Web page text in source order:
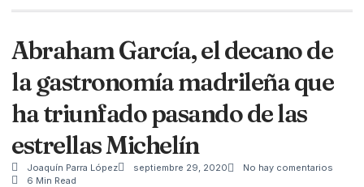
Abraham García, el decano de
la gastronomía madrileña que
ha triunfado pasando de las
estrellas Michelín
Joaquín Parra López septiembre 29, 2020
No hay comentarios
6 Min Read